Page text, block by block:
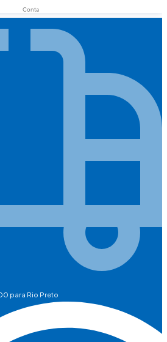
Conta
para Rio Preto